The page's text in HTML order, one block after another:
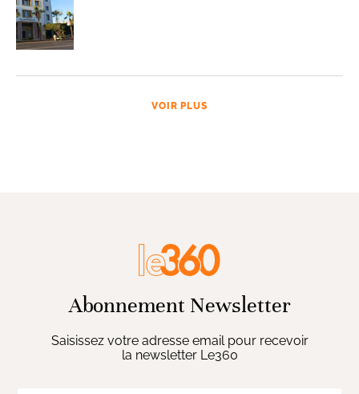
VOIR PLUS
Abonnement Newsletter
Saisissez votre adresse email pour recevoir
la newsletter Le360